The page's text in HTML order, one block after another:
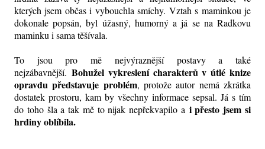
kterých jsem občas i vybouchla smíchy. Vztah s maminkou je
dokonale popsán, byl úžasný, humorný a já se na Radkovu
maminku i sama těšívala.
To jsou pro mě nejvýraznější postavy a také
nejzábavnější. Bohužel vykreslení charakterů v útlé knize
opravdu představuje problém, protože autor nemá zkrátka
dostatek prostoru, kam by všechny informace sepsal. Já s tím
do toho šla a tak mě to nijak nepřekvapilo a i přesto jsem si
hrdiny oblíbila.